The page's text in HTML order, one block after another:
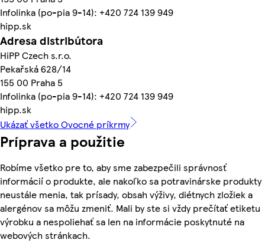
Infolinka (po-pia 9-14): +420 724 139 949
hipp.sk
Adresa distribútora
HiPP Czech s.r.o.
Pekařská 628/14
155 00 Praha 5
Infolinka (po-pia 9-14): +420 724 139 949
hipp.sk
Ukázať všetko Ovocné príkrmy
Príprava a použitie
Robíme všetko pre to, aby sme zabezpečili správnosť
informácií o produkte, ale nakoľko sa potravinárske produkty
neustále menia, tak prísady, obsah výživy, diétnych zložiek a
alergénov sa môžu zmeniť. Mali by ste si vždy prečítať etiketu
výrobku a nespoliehať sa len na informácie poskytnuté na
webových stránkach.